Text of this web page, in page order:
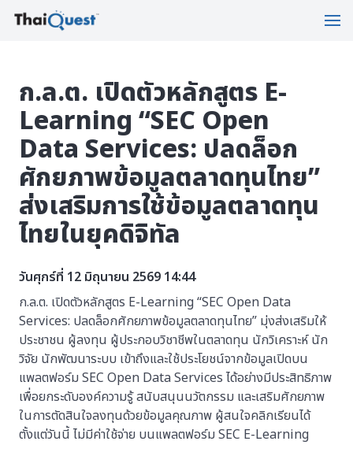
ก.ล.ต. เปิดตัวหลักสูตร E-
Learning “SEC Open
Data Services: ปลดล็อก
ศักยภาพข้อมูลตลาดทุนไทย”
ส่งเสริมการใช้ข้อมูลตลาดทุน
ไทยในยุคดิจิทัล
วันศุกร์ที่ 12 มิถุนายน 2569 14:44
ก.ล.ต. เปิดตัวหลักสูตร E-Learning “SEC Open Data
Services: ปลดล็อกศักยภาพข้อมูลตลาดทุนไทย” มุ่งส่งเสริมให้
ประชาชน ผู้ลงทุน ผู้ประกอบวิชาชีพในตลาดทุน นักวิเคราะห์ นัก
วิจัย นักพัฒนาระบบ เข้าถึงและใช้ประโยชน์จากข้อมูลเปิดบน
แพลตฟอร์ม SEC Open Data Services ได้อย่างมีประสิทธิภาพ
เพื่อยกระดับองค์ความรู้ สนับสนุนนวัตกรรม และเสริมศักยภาพ
ในการตัดสินใจลงทุนด้วยข้อมูลคุณภาพ ผู้สนใจคลิกเรียนได้
ตั้งแต่วันนี้ ไม่มีค่าใช้จ่าย บนแพลตฟอร์ม SEC E-Learning